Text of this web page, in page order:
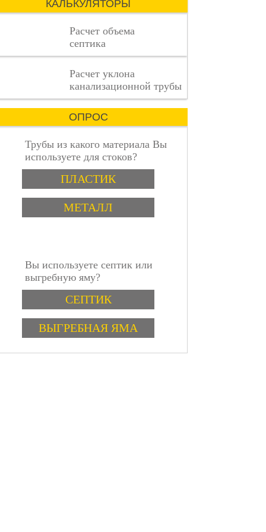
пошаговая инструкция
деталь
КАЛЬКУЛЯТОРЫ
Расчет объема
септика
Расчет уклона
канализационной трубы
ОПРОС
Трубы из какого материала Вы
используете для стоков?
ВариантыПЛАСТИК
МЕТАЛЛ
Вы используете септик или
выгребную яму?
ВариантыСЕПТИК
ВЫГРЕБНАЯ ЯМА